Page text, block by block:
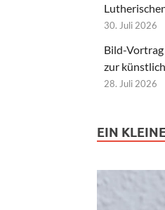
30. Juli 2026
Bild-Vortrag
zur
28. Juli 2026
EIN